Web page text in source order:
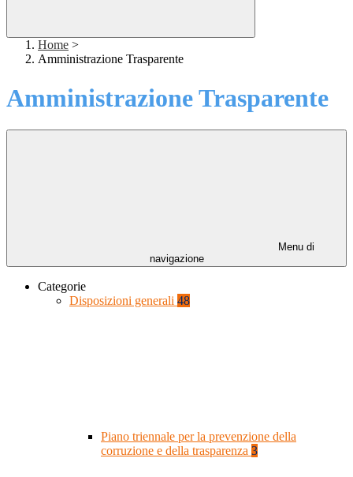
Home >
Amministrazione Trasparente
Amministrazione Trasparente
Menu di
navigazione
Categorie
Disposizioni generali 48
Piano triennale per la prevenzione della
corruzione e della trasparenza 3